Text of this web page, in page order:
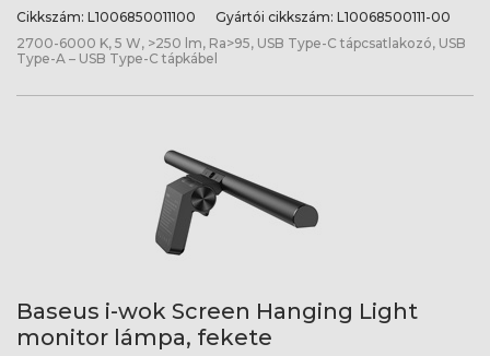
Cikkszám: L1006850011100 Gyártói cikkszám: L10068500111-00
2700-6000 K, 5 W, >250 lm, Ra>95, USB Type-C tápcsatlakozó, USB
Type-A – USB Type-C tápkábel
Baseus i-wok Screen Hanging Light
monitor lámpa, fekete